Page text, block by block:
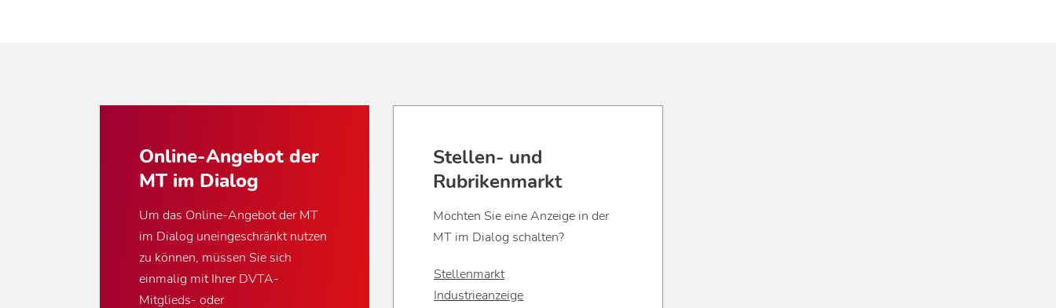
Online-Angebot der
MT im Dialog
Um das Online-Angebot der MT
im Dialog uneingeschränkt nutzen
zu können, müssen Sie sich
einmalig mit Ihrer DVTA-
Mitglieds- oder
Stellen- und
Rubrikenmarkt
Möchten Sie eine Anzeige in der
MT im Dialog schalten?
Stellenmarkt
Industrieanzeige